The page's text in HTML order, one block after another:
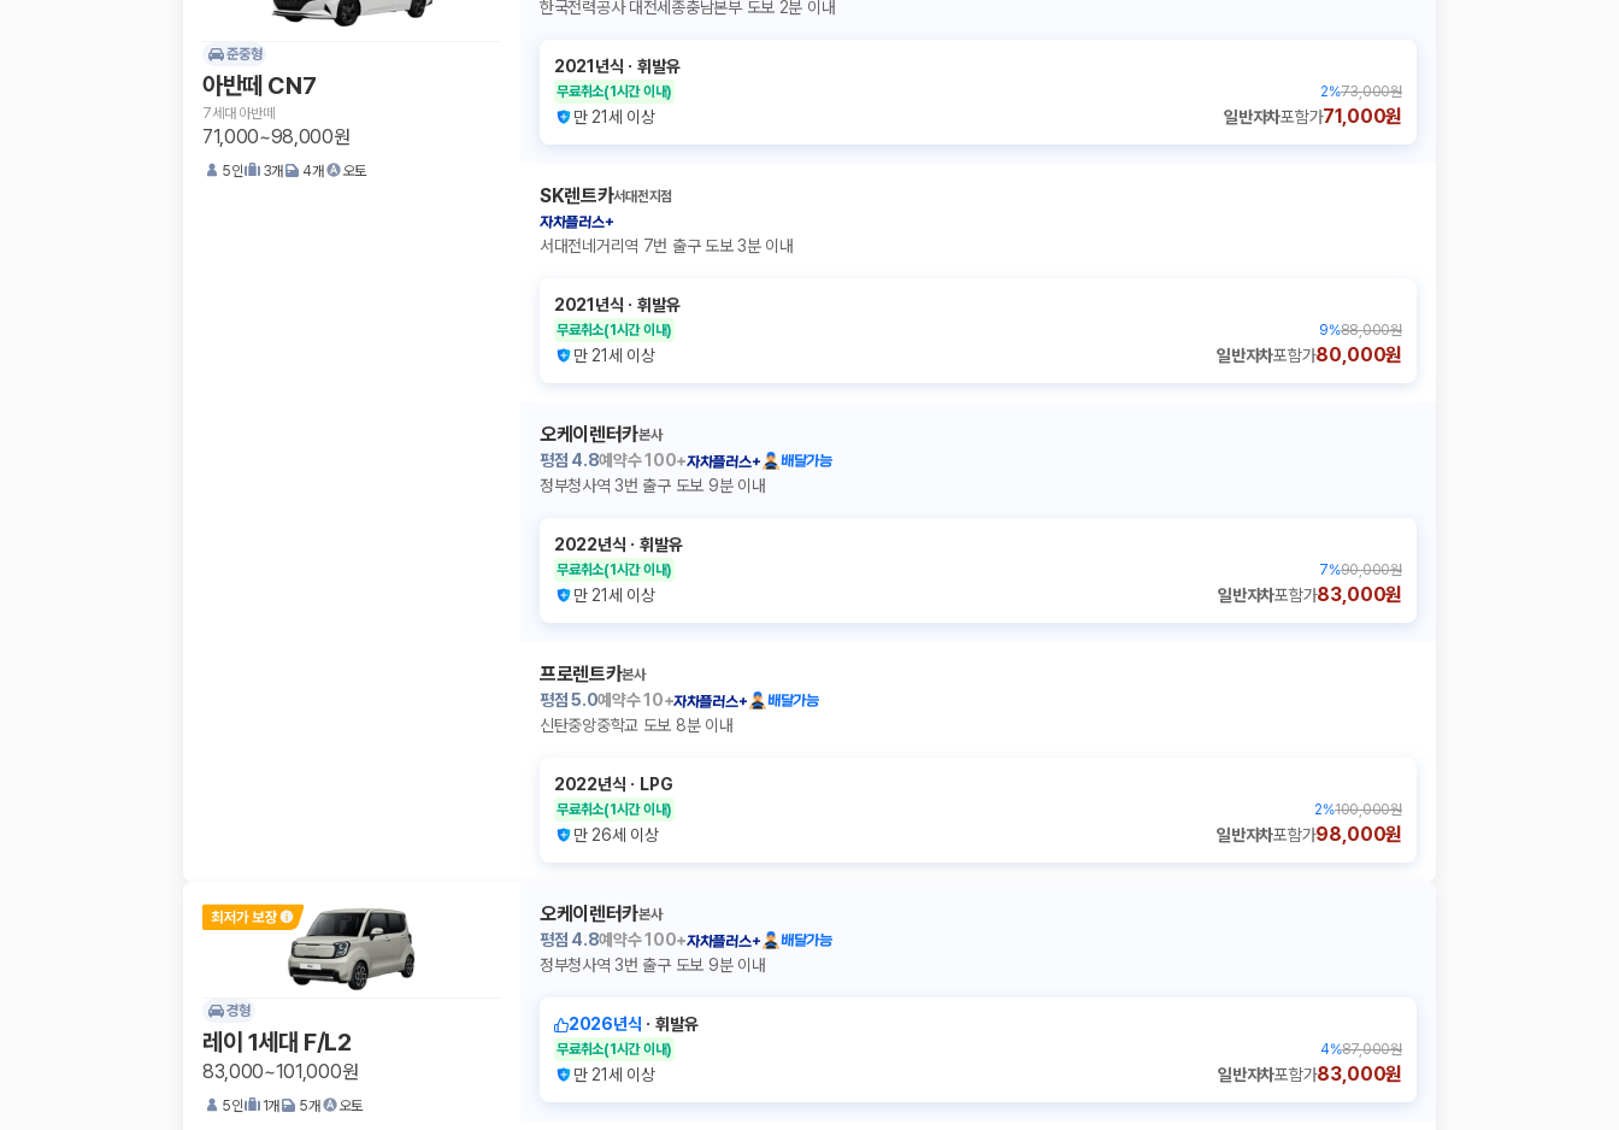
준중형
아반떼 CN7
7세대 아반떼
71,000~98,000원
5인 3개 4개 오토
한국전력공사 대전세종충남본부 도보 2분 이내
2021년식 ㆍ휘발유
무료취소(1시간 이내) 2%73,000원
만 21세 이상 일반자차포함가71,000원
SK렌트카서대전지점
자차플러스+
서대전네거리역 7번 출구 도보 3분 이내
2021년식 ㆍ휘발유
무료취소(1시간 이내) 9%88,000원
만 21세 이상 일반자차포함가80,000원
오케이렌터카본사
평점 4.8예약수100+자차플러스+ 배달가능
정부청사역 3번 출구 도보 9분 이내
2022년식 ㆍ휘발유
무료취소(1시간 이내) 7%90,000원
만 21세 이상 일반자차포함가83,000원
프로렌트카본사
평점5.0예약수10+자차플러스+ 배달가능
신탄중앙중학교 도보 8분 이내
2022년식 ㆍ LPG
무료취소(1시간 이내) 2%100,000원
만 26세 이상 일반자차포함가98,000원
경형
레이 1세대 F/L2
83,000~101,000원
5인 1개 5개 오토
오케이렌터카본사
평점 4.8예약수100+자차플러스+ 배달가능
정부청사역 3번 출구 도보 9분 이내
2026년식 ㆍ휘발유
무료취소(1시간 이내) 4%87,000원
만 21세 이상 일반자차포함가83,000원